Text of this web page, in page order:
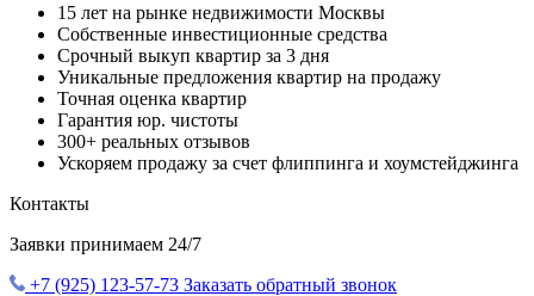
15 лет на рынке недвижимости Москвы
Собственные инвестиционные средства
Срочный выкуп квартир за 3 дня
Уникальные предложения квартир на продажу
Точная оценка квартир
Гарантия юр. чистоты
300+ реальных отзывов
Ускоряем продажу за счет флиппинга и хоумстейджинга
Контакты
Заявки принимаем 24/7
+7 (925) 123-57-73 Заказать обратный звонок